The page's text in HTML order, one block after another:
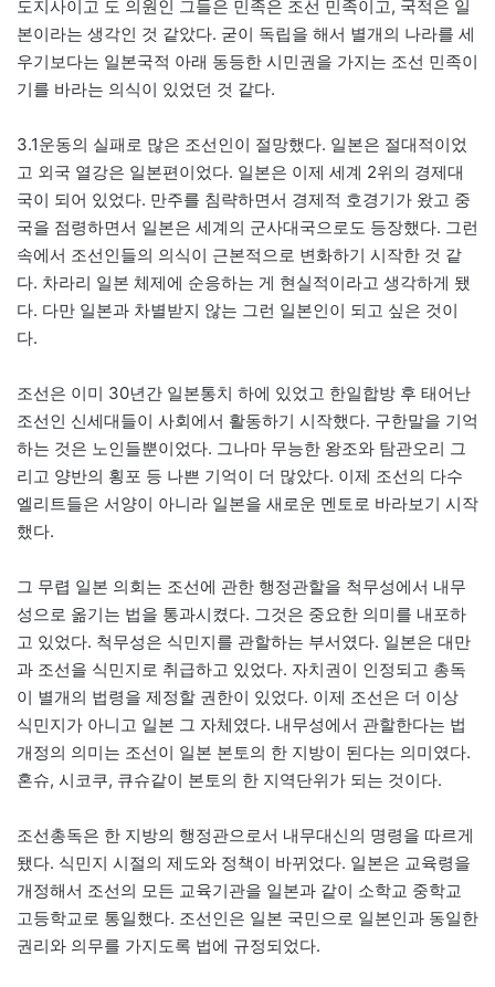
도지사이고 도 의원인 그들은 민족은 조선 민족이고, 국적은 일
본이라는 생각인 것 같았다. 굳이 독립을 해서 별개의 나라를 세
우기보다는 일본국적 아래 동등한 시민권을 가지는 조선 민족이
기를 바라는 의식이 있었던 것 같다.
3.1운동의 실패로 많은 조선인이 절망했다. 일본은 절대적이었
고 외국 열강은 일본편이었다. 일본은 이제 세계 2위의 경제대
국이 되어 있었다. 만주를 침략하면서 경제적 호경기가 왔고 중
국을 점령하면서 일본은 세계의 군사대국으로도 등장했다. 그런
속에서 조선인들의 의식이 근본적으로 변화하기 시작한 것 같
다. 차라리 일본 체제에 순응하는 게 현실적이라고 생각하게 됐
다. 다만 일본과 차별받지 않는 그런 일본인이 되고 싶은 것이
다.
조선은 이미 30년간 일본통치 하에 있었고 한일합방 후 태어난
조선인 신세대들이 사회에서 활동하기 시작했다. 구한말을 기억
하는 것은 노인들뿐이었다. 그나마 무능한 왕조와 탐관오리 그
리고 양반의 횡포 등 나쁜 기억이 더 많았다. 이제 조선의 다수
엘리트들은 서양이 아니라 일본을 새로운 멘토로 바라보기 시작
했다.
그 무렵 일본 의회는 조선에 관한 행정관할을 척무성에서 내무
성으로 옮기는 법을 통과시켰다. 그것은 중요한 의미를 내포하
고 있었다. 척무성은 식민지를 관할하는 부서였다. 일본은 대만
과 조선을 식민지로 취급하고 있었다. 자치권이 인정되고 총독
이 별개의 법령을 제정할 권한이 있었다. 이제 조선은 더 이상
식민지가 아니고 일본 그 자체였다. 내무성에서 관할한다는 법
개정의 의미는 조선이 일본 본토의 한 지방이 된다는 의미였다.
혼슈, 시코쿠, 큐슈같이 본토의 한 지역단위가 되는 것이다.
조선총독은 한 지방의 행정관으로서 내무대신의 명령을 따르게
됐다. 식민지 시절의 제도와 정책이 바뀌었다. 일본은 교육령을
개정해서 조선의 모든 교육기관을 일본과 같이 소학교 중학교
고등학교로 통일했다. 조선인은 일본 국민으로 일본인과 동일한
권리와 의무를 가지도록 법에 규정되었다.